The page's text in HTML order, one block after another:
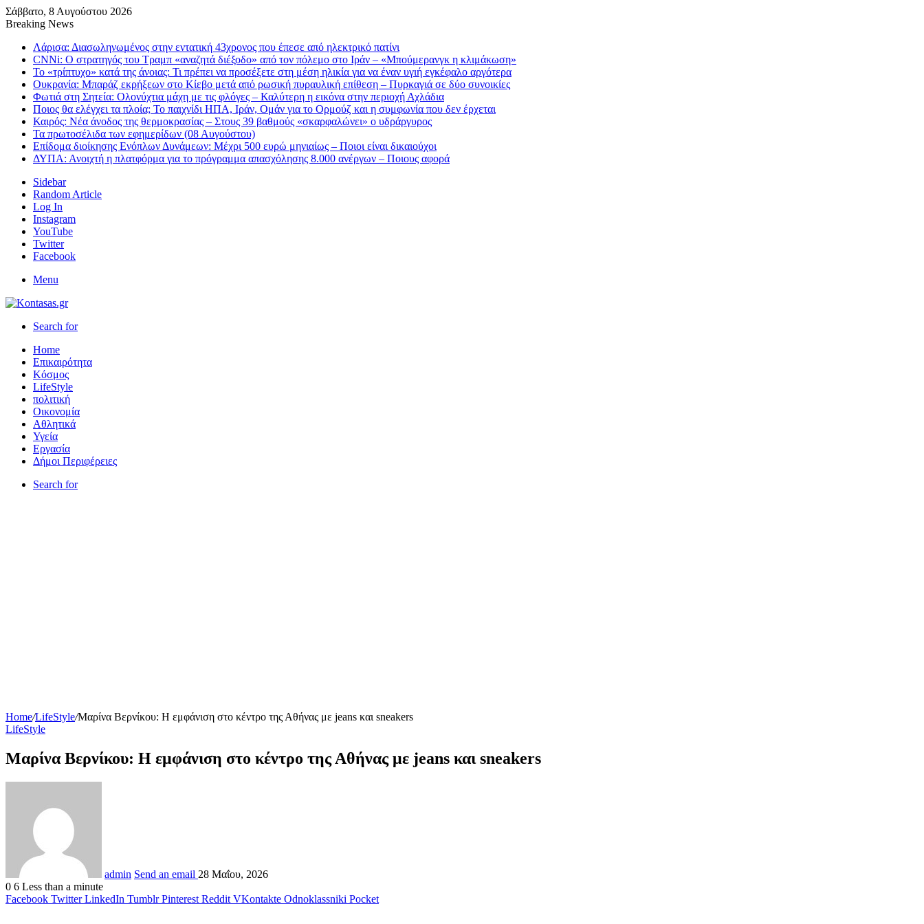
Σάββατο, 8 Αυγούστου 2026
Breaking News
Λάρισα: Διασωληνωμένος στην εντατική 43χρονος που έπεσε από ηλεκτρικό πατίνι
CNNi: Ο στρατηγός του Τραμπ «αναζητά διέξοδο» από τον πόλεμο στο Ιράν – «Μπούμερανγκ η κλιμάκωση»
Το «τρίπτυχο» κατά της άνοιας: Τι πρέπει να προσέξετε στη μέση ηλικία για να έναν υγιή εγκέφαλο αργότερα
Ουκρανία: Μπαράζ εκρήξεων στο Κίεβο μετά από ρωσική πυραυλική επίθεση – Πυρκαγιά σε δύο συνοικίες
Φωτιά στη Σητεία: Ολονύχτια μάχη με τις φλόγες – Καλύτερη η εικόνα στην περιοχή Αχλάδια
Ποιος θα ελέγχει τα πλοία; Το παιχνίδι ΗΠΑ, Ιράν, Ομάν για το Ορμούζ και η συμφωνία που δεν έρχεται
Καιρός: Νέα άνοδος της θερμοκρασίας – Στους 39 βαθμούς «σκαρφαλώνει» ο υδράργυρος
Τα πρωτοσέλιδα των εφημερίδων (08 Αυγούστου)
Επίδομα διοίκησης Ενόπλων Δυνάμεων: Μέχρι 500 ευρώ μηνιαίως – Ποιοι είναι δικαιούχοι
ΔΥΠΑ: Ανοιχτή η πλατφόρμα για το πρόγραμμα απασχόλησης 8.000 ανέργων – Ποιους αφορά
Sidebar
Random Article
Log In
Instagram
YouTube
Twitter
Facebook
Menu
Search for
Home
Επικαιρότητα
Κόσμος
LifeStyle
πολιτική
Οικονομία
Αθλητικά
Υγεία
Εργασία
Δήμοι Περιφέρειες
Search for
Home/LifeStyle/Μαρίνα Βερνίκου: Η εμφάνιση στο κέντρο της Αθήνας με jeans και sneakers
LifeStyle
Μαρίνα Βερνίκου: Η εμφάνιση στο κέντρο της Αθήνας με jeans και sneakers
admin Send an email 28 Μαΐου, 2026
0 6 Less than a minute
Facebook Twitter LinkedIn Tumblr Pinterest Reddit VKontakte Odnoklassniki Pocket